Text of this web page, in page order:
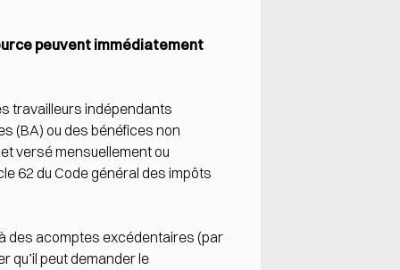
peuvent immédiatement
travailleurs indépendants
(BA) ou des bénéfices non
versé mensuellement ou
62 du Code général des impôts
des acomptes excédentaires (par
qu’il peut demander le